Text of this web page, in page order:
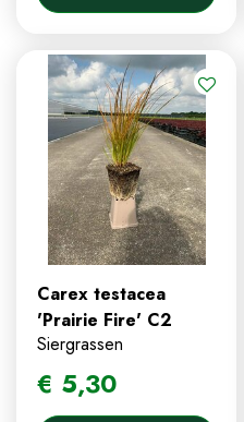
Carex testacea
'Prairie Fire' C2
Siergrassen
€ 5,30